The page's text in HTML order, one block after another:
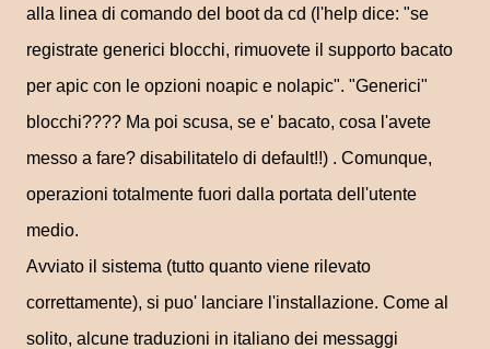
alla linea di comando del boot da cd (l'help dice: "se
registrate generici blocchi, rimuovete il supporto bacato
per apic con le opzioni noapic e nolapic". "Generici"
blocchi???? Ma poi scusa, se e' bacato, cosa l'avete
messo a fare? disabilitatelo di default!!) . Comunque,
operazioni totalmente fuori dalla portata dell'utente
medio.
Avviato il sistema (tutto quanto viene rilevato
correttamente), si puo' lanciare l'installazione. Come al
solito, alcune traduzioni in italiano dei messaggi